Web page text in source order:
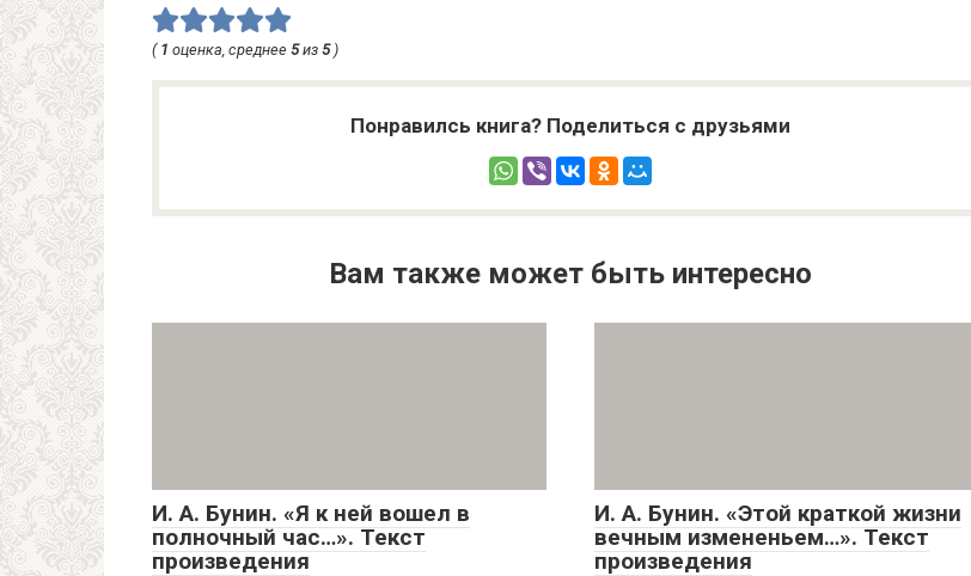
( 1 оценка, среднее 5из 5)
Понравилсь книга? Поделиться с друзьями
Вам также может быть интересно
И. А. Бунин. «Я к ней вошел в
полночный час…». Текст
произведения
И. А. Бунин. «Этой краткой жизни
вечным измененьем…». Текст
произведения